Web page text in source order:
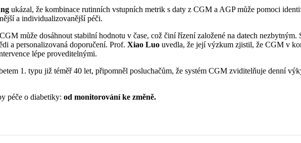
ukázal, že kombinace rutinních vstupních metrik s daty z CGM a AGP může pomoci
a individualizovanější péči.
může dosáhnout stabilní hodnotu v čase, což činí řízení založené na datech
a personalizovaná doporučení. Prof. Xiao Luo uvedla, že její výzkum zjistil, že CGM v
lépe proveditelnými.
1. typu již téměř 40 let, připomněl posluchačům, že systém CGM zviditelňuje denní
péče o diabetiky: od monitorování ke změně.